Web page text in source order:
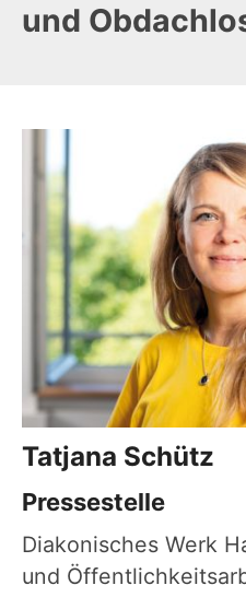
und
Tatjana Schütz
Pressestelle
Diakonisches Werk
und